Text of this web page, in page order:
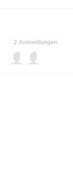
2 Anmeldungen